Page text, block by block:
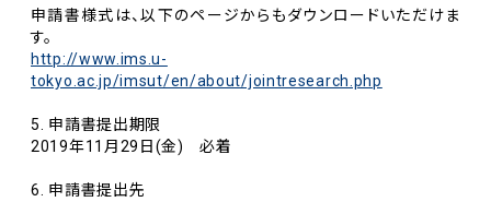
申請書様式は、以下のページからもダウンロードいただけま
す。
http://www.ims.u-
tokyo.ac.jp/imsut/en/about/jointresearch.php
5. 申請書提出期限
2019年11月29日(金) 必着
6. 申請書提出先